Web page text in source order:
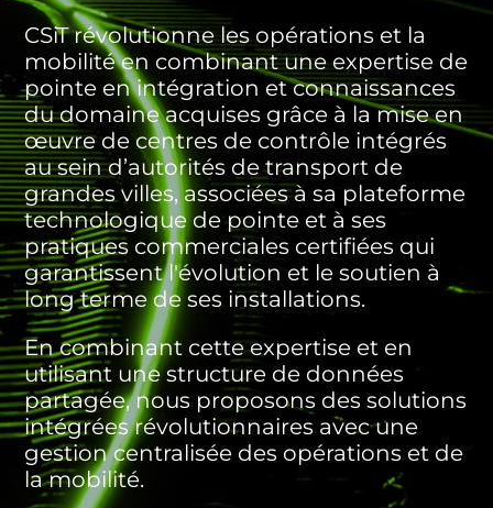
CSiT révolutionne les opérations et la
mobilité en combinant une expertise de
pointe en intégration et connaissances
du domaine acquises grâce à la mise en
œuvre de centres de contrôle intégrés
au sein d’autorités de transport de
grandes villes, associées à sa plateforme
technologique de pointe et à ses
pratiques commerciales certifiées qui
garantissent l'évolution et le soutien à
long terme de ses installations.
En combinant cette expertise et en
utilisant une structure de données
partagée, nous proposons des solutions
intégrées révolutionnaires avec une
gestion centralisée des opérations et de
la mobilité.